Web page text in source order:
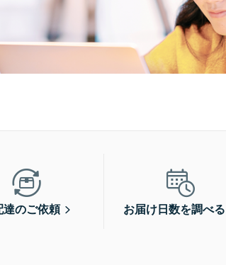
達のご依頼 お届け日数を調べる